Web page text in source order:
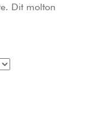
Dit molton
de stretch en
split-topper
van het
kunnen